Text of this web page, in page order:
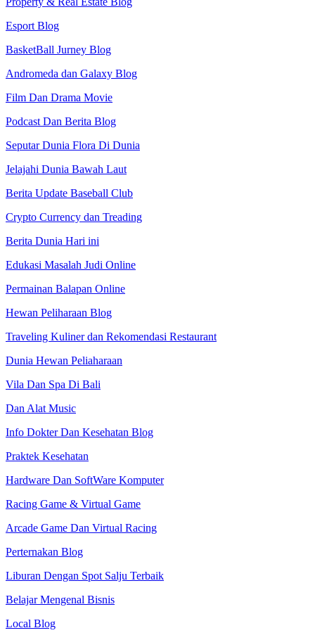
Esport Blog
BasketBall Jurney Blog
Andromeda dan Galaxy Blog
Film Dan Drama Movie
Podcast Dan Berita Blog
Seputar Dunia Flora Di Dunia
Jelajahi Dunia Bawah Laut
Berita Update Baseball Club
Crypto Currency dan Treading
Berita Dunia Hari ini
Edukasi Masalah Judi Online
Permainan Balapan Online
Hewan Peliharaan Blog
Traveling Kuliner dan Rekomendasi Restaurant
Dunia Hewan Peliaharaan
Vila Dan Spa Di Bali
Dan Alat Music
Info Dokter Dan Kesehatan Blog
Praktek Kesehatan
Hardware Dan SoftWare Komputer
Racing Game & Virtual Game
Arcade Game Dan Virtual Racing
Perternakan Blog
Liburan Dengan Spot Salju Terbaik
Belajar Mengenal Bisnis
Local Blog